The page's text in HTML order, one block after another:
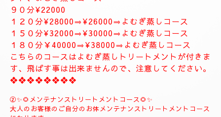
❖❖❖❖❖❖❖❖❖❖❖❖
✨８月のおすすめコース✨
🌺🌻①ジャプカサイ＆リンガムトリートメントコース
🌻🌺
当店一番人気の高いトリートメントコースになりま
す。
全身極上リンパドレナージュトリートメント、リフレ
クソロジーデトックストリートメント足ツボ疲労回復